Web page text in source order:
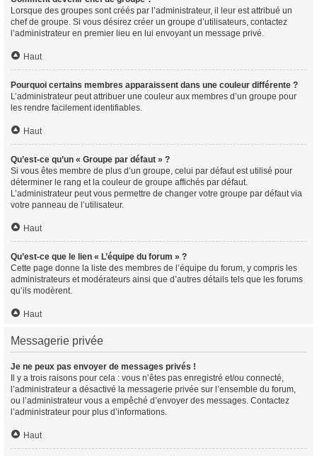
Lorsque des groupes sont créés par l’administrateur, il leur est attribué un
chef de groupe. Si vous désirez créer un groupe d’utilisateurs, contactez
l’administrateur en premier lieu en lui envoyant un message privé.
Haut
Pourquoi certains membres apparaissent dans une couleur différente ?
L’administrateur peut attribuer une couleur aux membres d’un groupe pour
les rendre facilement identifiables.
Haut
Qu’est-ce qu’un « Groupe par défaut » ?
Si vous êtes membre de plus d’un groupe, celui par défaut est utilisé pour
déterminer le rang et la couleur de groupe affichés par défaut.
L’administrateur peut vous permettre de changer votre groupe par défaut via
votre panneau de l’utilisateur.
Haut
Qu’est-ce que le lien « L’équipe du forum » ?
Cette page donne la liste des membres de l’équipe du forum, y compris les
administrateurs et modérateurs ainsi que d’autres détails tels que les forums
qu’ils modèrent.
Haut
Messagerie privée
Je ne peux pas envoyer de messages privés !
Il y a trois raisons pour cela : vous n’êtes pas enregistré et/ou connecté,
l’administrateur a désactivé la messagerie privée sur l’ensemble du forum,
ou l’administrateur vous a empêché d’envoyer des messages. Contactez
l’administrateur pour plus d’informations.
Haut